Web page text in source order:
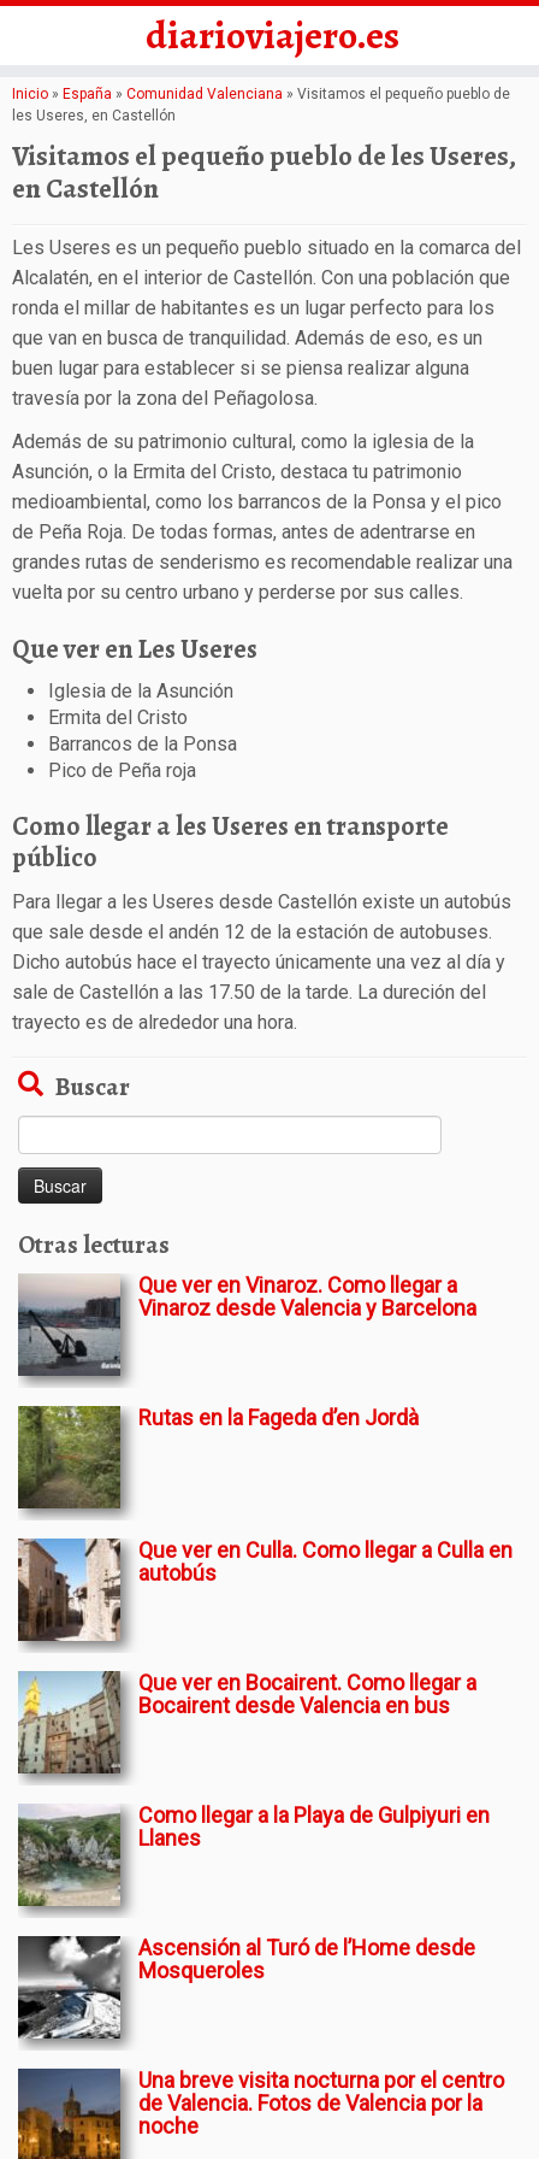
Saltar
al
contenido
diarioviajero.es
Inicio » España » Comunidad Valenciana » Visitamos el pequeño pueblo de
les Useres, en Castellón
Visitamos el pequeño pueblo de les Useres,
en Castellón
Les Useres es un pequeño pueblo situado en la comarca del
Alcalatén, en el interior de Castellón. Con una población que
ronda el millar de habitantes es un lugar perfecto para los
que van en busca de tranquilidad. Además de eso, es un
buen lugar para establecer si se piensa realizar alguna
travesía por la zona del Peñagolosa.
Además de su patrimonio cultural, como la iglesia de la
Asunción, o la Ermita del Cristo, destaca tu patrimonio
medioambiental, como los barrancos de la Ponsa y el pico
de Peña Roja. De todas formas, antes de adentrarse en
grandes rutas de senderismo es recomendable realizar una
vuelta por su centro urbano y perderse por sus calles.
Que ver en Les Useres
Iglesia de la Asunción
Ermita del Cristo
Barrancos de la Ponsa
Pico de Peña roja
Como llegar a les Useres en transporte
público
Para llegar a les Useres desde Castellón existe un autobús
que sale desde el andén 12 de la estación de autobuses.
Dicho autobús hace el trayecto únicamente una vez al día y
sale de Castellón a las 17.50 de la tarde. La dureción del
trayecto es de alrededor una hora.
Buscar
Otras lecturas
Que ver en Vinaroz. Como llegar a
Vinaroz desde Valencia y Barcelona
Rutas en la Fageda d’en Jordà
Que ver en Culla. Como llegar a Culla en
autobús
Que ver en Bocairent. Como llegar a
Bocairent desde Valencia en bus
Como llegar a la Playa de Gulpiyuri en
Llanes
Ascensión al Turó de l’Home desde
Mosqueroles
Una breve visita nocturna por el centro
de Valencia. Fotos de Valencia por la
noche